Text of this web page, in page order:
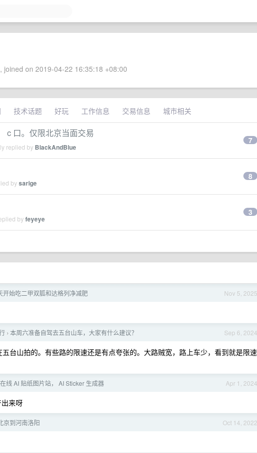
joined on 2019-04-22 16:35:18 +08:00
技术话题 好玩 工作信息 交易信息 城市相关
c 口。仅限北京当面交易
replied by BlackAndBlue
7
bysarige
8
byfeyeye
3
Nov 5, 2025
开始吃二甲双胍和达格列净减肥
Sep 6, 2024
› 本周六准备自驾去五台山车，大家有什么建议？
台山拍的。有些路的限速还是有点夸张的。大路贼宽，路上车少，看到就是限速
Apr 1, 2024
在线 AI 贴纸图片站， AI Sticker 生成器
来呀
Oct 14, 2022
京到河南洛阳